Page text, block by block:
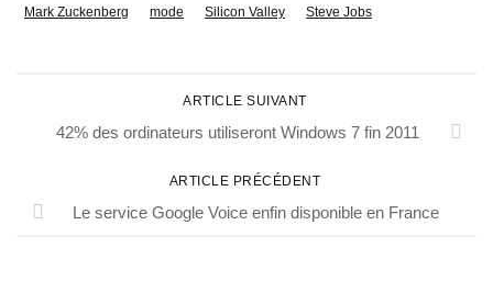
Mark Zuckenberg
mode Silicon Valley Steve Jobs
ARTICLE SUIVANT
42% des ordinateurs utiliseront Windows 7 fin 2011
ARTICLE PRÉCÉDENT
Le service Google Voice enfin disponible en France